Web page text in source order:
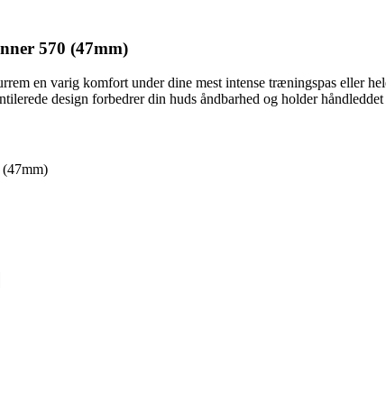
570 (47mm)
en varig komfort under dine mest intense træningspas eller
design forbedrer din huds åndbarhed og holder